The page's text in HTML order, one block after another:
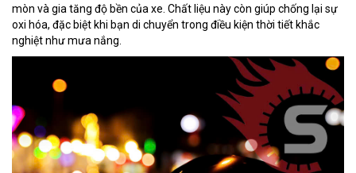
mòn và gia tăng độ bền của xe. Chất liệu này còn giúp chống lại sự
oxi hóa, đặc biệt khi bạn di chuyển trong điều kiện thời tiết khắc
nghiệt như mưa nắng.